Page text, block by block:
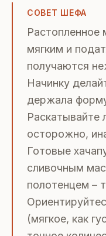
СОВЕТ ШЕФА
Растопленное
мягким и
получаются
Начинку
держала
Раскатывайте
осторожно,
Готовые
сливочным
полотенцем –
(мягкое, как